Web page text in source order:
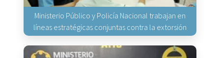
Ministerio Público y Policía Nacional trabajan en
líneas estratégicas conjuntas contra la extorsión